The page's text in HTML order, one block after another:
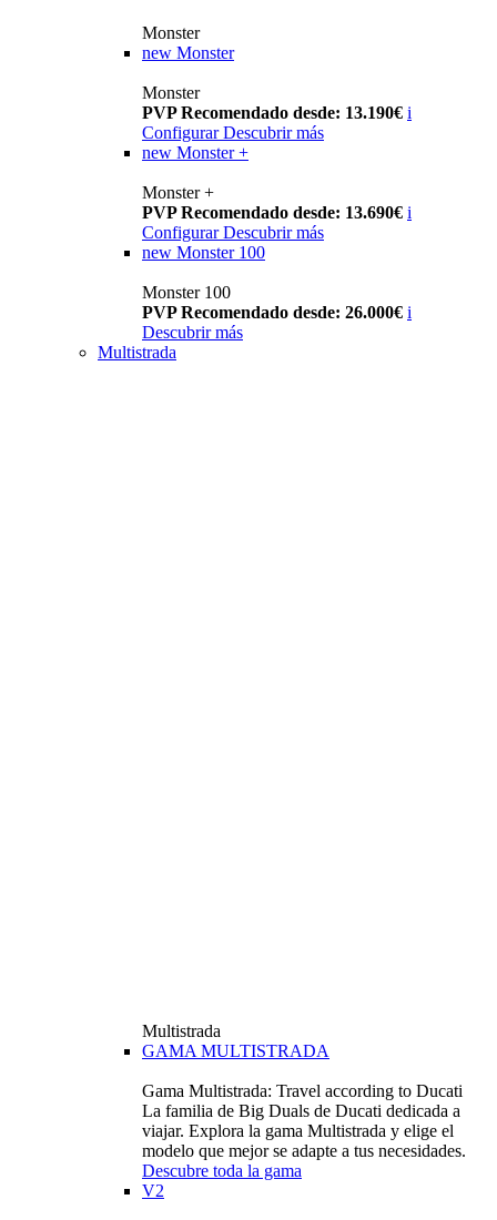
Monster
new Monster
Monster
PVP Recomendado desde: 13.190€ i
Configurar Descubrir más
new Monster +
Monster +
PVP Recomendado desde: 13.690€ i
Configurar Descubrir más
new Monster 100
Monster 100
PVP Recomendado desde: 26.000€ i
Descubrir más
Multistrada
Multistrada
GAMA MULTISTRADA
Gama Multistrada: Travel according to Ducati
La familia de Big Duals de Ducati dedicada a
viajar. Explora la gama Multistrada y elige el
modelo que mejor se adapte a tus necesidades.
Descubre toda la gama
V2